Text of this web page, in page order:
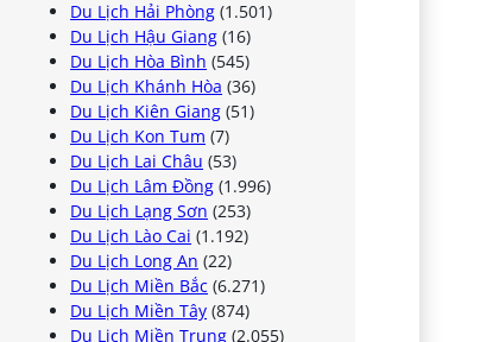
Du Lịch Hải Phòng (1.501)
Du Lịch Hậu Giang (16)
Du Lịch Hòa Bình (545)
Du Lịch Khánh Hòa (36)
Du Lịch Kiên Giang (51)
Du Lịch Kon Tum (7)
Du Lịch Lai Châu (53)
Du Lịch Lâm Đồng (1.996)
Du Lịch Lạng Sơn (253)
Du Lịch Lào Cai (1.192)
Du Lịch Long An (22)
Du Lịch Miền Bắc (6.271)
Du Lịch Miền Tây (874)
Du Lịch Miền Trung (2.055)